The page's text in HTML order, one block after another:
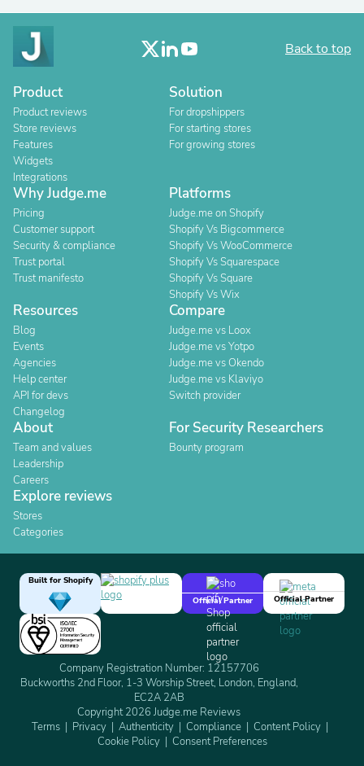
Back to top
Product
Product reviews
Store reviews
Features
Widgets
Integrations
Solution
For dropshippers
For starting stores
For growing stores
Why Judge.me
Pricing
Customer support
Security & compliance
Trust portal
Trust manifesto
Platforms
Judge.me on Shopify
Shopify Vs Bigcommerce
Shopify Vs WooCommerce
Shopify Vs Squarespace
Shopify Vs Square
Shopify Vs Wix
Resources
Blog
Events
Agencies
Help center
API for devs
Changelog
Compare
Judge.me vs Loox
Judge.me vs Yotpo
Judge.me vs Okendo
Judge.me vs Klaviyo
Switch provider
About
Team and values
Leadership
Careers
For Security Researchers
Bounty program
Explore reviews
Stores
Categories
Built for Shopify
Official Partner
Official Partner
Company Registration Number: 12157706
Buckworths 2nd Floor, 1-3 Worship Street, London, England,
EC2A 2AB
Copyright 2026 Judge.me Reviews
Terms
Privacy Authenticity Compliance
Content Policy
Cookie Policy
Consent Preferences